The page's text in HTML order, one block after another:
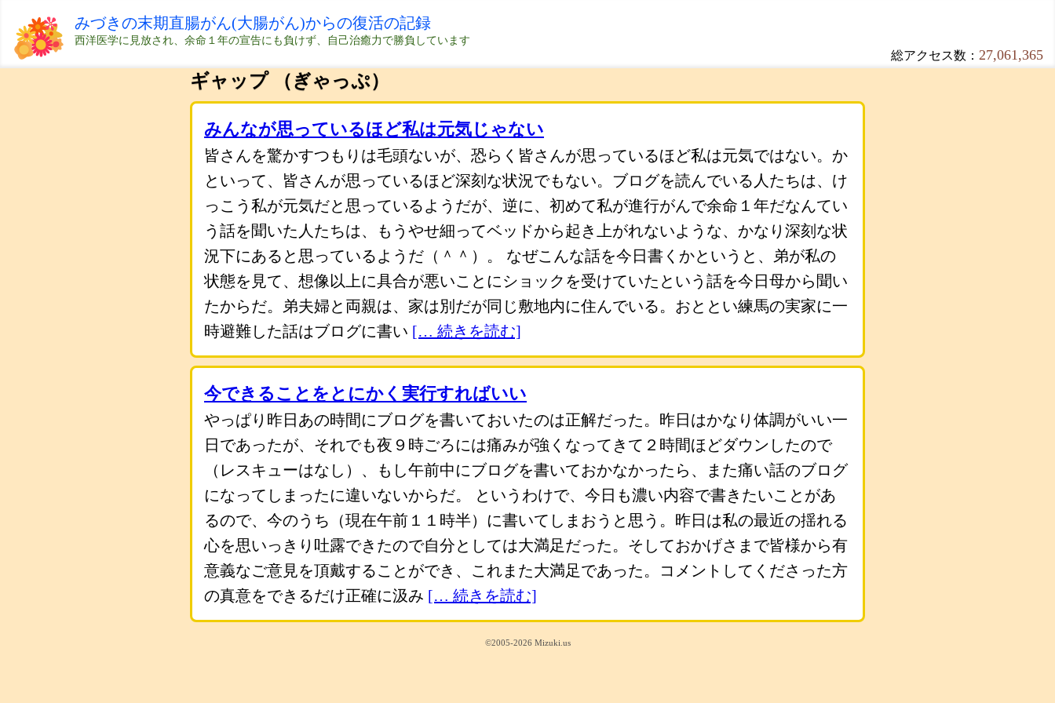
みづきの末期直腸がん(大腸がん)からの復活の記録
西洋医学に見放され、余命１年の宣告にも負けず、自己治癒力で勝負しています
総アクセス数： 27,061,365
ギャップ （ぎゃっぷ）
みんなが思っているほど私は元気じゃない
皆さんを驚かすつもりは毛頭ないが、恐らく皆さんが思っているほど私は元気ではない。か
といって、皆さんが思っているほど深刻な状況でもない。ブログを読んでいる人たちは、け
っこう私が元気だと思っているようだが、逆に、初めて私が進行がんで余命１年だなんてい
う話を聞いた人たちは、もうやせ細ってベッドから起き上がれないような、かなり深刻な状
況下にあると思っているようだ（＾＾）。 なぜこんな話を今日書くかというと、弟が私の
状態を見て、想像以上に具合が悪いことにショックを受けていたという話を今日母から聞い
たからだ。弟夫婦と両親は、家は別だが同じ敷地内に住んでいる。おととい練馬の実家に一
時避難した話はブログに書い [… 続きを読む]
今できることをとにかく実行すればいい
やっぱり昨日あの時間にブログを書いておいたのは正解だった。昨日はかなり体調がいい一
日であったが、それでも夜９時ごろには痛みが強くなってきて２時間ほどダウンしたので
（レスキューはなし）、もし午前中にブログを書いておかなかったら、また痛い話のブログ
になってしまったに違いないからだ。 というわけで、今日も濃い内容で書きたいことがあ
るので、今のうち（現在午前１１時半）に書いてしまおうと思う。昨日は私の最近の揺れる
心を思いっきり吐露できたので自分としては大満足だった。そしておかげさまで皆様から有
意義なご意見を頂戴することができ、これまた大満足であった。コメントしてくださった方
の真意をできるだけ正確に汲み [… 続きを読む]
©2005-2026 Mizuki.us